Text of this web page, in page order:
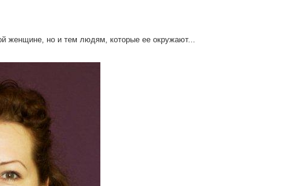
женщине, но и тем людям, которые ее окружают...